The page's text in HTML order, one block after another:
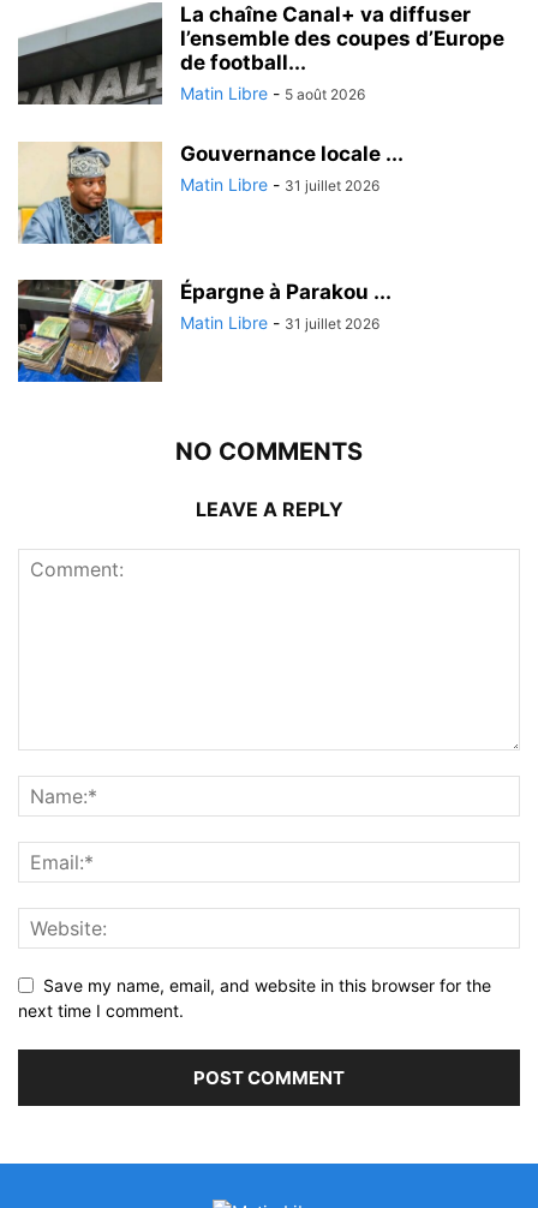
La chaîne Canal+ va diffuser
l’ensemble des coupes d’Europe
de football...
Matin Libre - 5 août 2026
Gouvernance locale ...
Matin Libre - 31 juillet 2026
Épargne à Parakou ...
Matin Libre - 31 juillet 2026
NO COMMENTS
LEAVE A REPLY
Save my name, email, and website in this browser for the
next time I comment.